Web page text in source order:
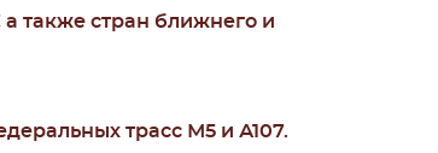
также стран ближнего и
трасс М5 и А107.